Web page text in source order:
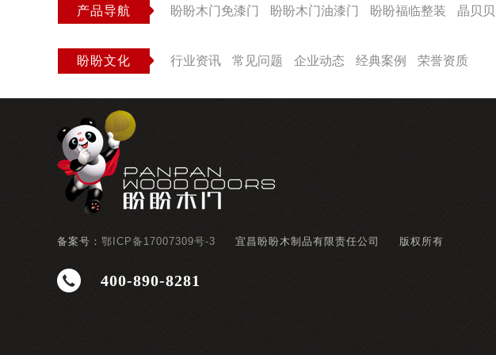
产品导航 盼盼木门免漆门 盼盼木门油漆门 盼盼福临整装 晶贝
盼盼文化 行业资讯 常见问题 企业动态 经典案例 荣誉资质
备案号： 鄂ICP备17007309号-3 宜昌盼盼木制品有限责任公司 版权所有
400-890-8281